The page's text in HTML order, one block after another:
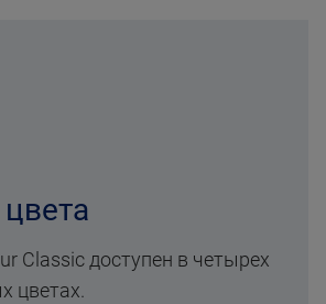
Classic доступен в четырех
цветах.